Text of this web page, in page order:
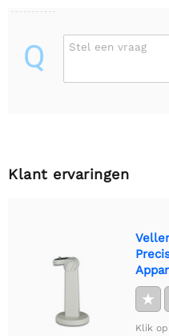
Q Stel een vraag
Klant ervaringen
★
Klik